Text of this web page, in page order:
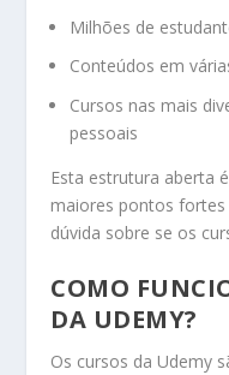
Milhões de
Conteúdos em
Cursos nas mais
pessoais
Esta estrutura aberta
maiores pontos
dúvida sobre se os
COMO
DA UDEMY?
Os cursos da Udemy